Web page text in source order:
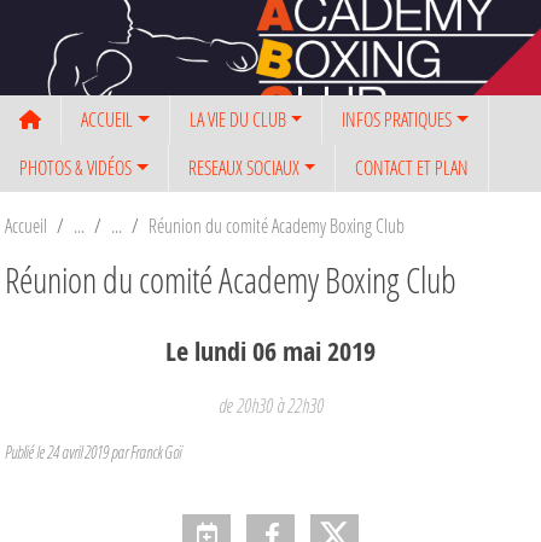
ACCUEIL LA VIE DU CLUB
INFOS PRATIQUES
PHOTOS & VIDÉOS
RESEAUX SOCIAUX CONTACT ET PLAN
Accueil Réunion du comité Academy Boxing Club
Réunion du comité Academy Boxing Club
Lelundi06mai2019
de 20h30 à 22h30
Publié le24 avril 2019par Franck Goï
Panneau de gestion des cookies